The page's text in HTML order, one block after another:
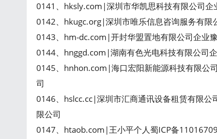
0141、hksly.com|深圳市华凯思科技有限公司
0142、hkugc.org|深圳市唯乐信息咨询服务有限
0143、hm-dc.com|开封华盟置地有限公司企业
0144、hnggd.com|湖南有色光电科技有限公司
0145、hnhon.com|海口宏阳新能源科技有限公
司
0146、hslcc.cc|深圳市汇商通讯设备租赁有限
限公司
0147、htaob.com|王小平个人蜀ICP备